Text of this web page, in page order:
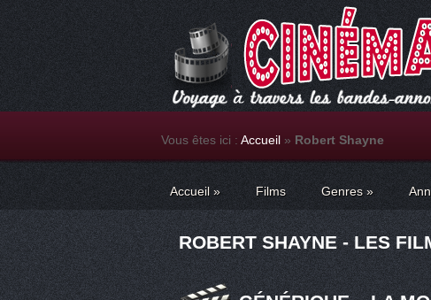
Vous êtes ici : Accueil » Robert Shayne
Accueil » Films Genres»
ROBERT SHAYNE - LES